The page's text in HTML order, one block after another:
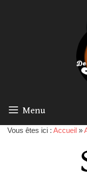
Menu
Vous êtes ici : Accueil »